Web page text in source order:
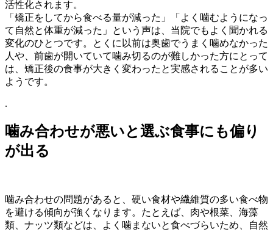
活性化されます。
「矯正をしてから食べる量が減った」「よく噛むようになっ
て自然と体重が減った」という声は、当院でもよく聞かれる
変化のひとつです。とくに以前は奥歯でうまく噛めなかった
人や、前歯が開いていて噛み切るのが難しかった方にとって
は、矯正後の食事が大きく変わったと実感されることが多い
ようです。
.
噛み合わせが悪いと選ぶ食事にも偏り
が出る
噛み合わせの問題があると、硬い食材や繊維質の多い食べ物
を避ける傾向が強くなります。たとえば、肉や根菜、海藻
類、ナッツ類などは、よく噛まないと食べづらいため、自然